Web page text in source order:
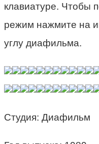
клавиатуре. Чтобы
режим нажмите на
углу диафильма.
Студия: Диафильм